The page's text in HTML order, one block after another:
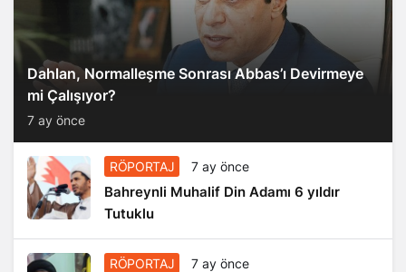
Dahlan, Normalleşme Sonrası Abbas’ı Devirmeye
mi Çalışıyor?
7 ay önce
RÖPORTAJ 7 ay önce
Bahreynli Muhalif Din Adamı 6 yıldır
Tutuklu
RÖPORTAJ 7 ay önce